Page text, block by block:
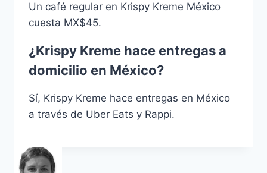
Un café regular en Krispy Kreme México
cuesta MX$45.
¿Krispy Kreme hace entregas a
domicilio en México?
Sí, Krispy Kreme hace entregas en México
a través de Uber Eats y Rappi.